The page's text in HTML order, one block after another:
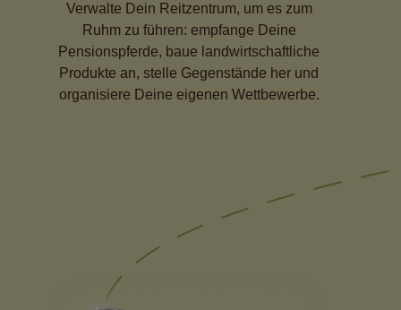
Verwalte Dein Reitzentrum, um es zum
Ruhm zu führen: empfange Deine
Pensionspferde, baue landwirtschaftliche
Produkte an, stelle Gegenstände her und
organisiere Deine eigenen Wettbewerbe.